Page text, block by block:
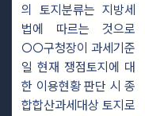
의 토지분류는 지방세
법에 따르는 것으로
○○구청장이 과세기준
일 현재 쟁점토지에 대
한 이용현황 판단 시 종
합합산과세대상 토지로